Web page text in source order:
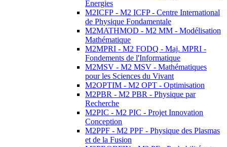
Energies
M2ICFP - M2 ICFP - Centre International
de Physique Fondamentale
M2MATHMOD - M2 MM - Modélisation
Mathématique
M2MPRI - M2 FODQ - Maj. MPRI -
Fondements de l'Informatique
M2MSV - M2 MSV - Mathématiques
pour les Sciences du Vivant
M2OPTIM - M2 OPT - Optimisation
M2PBR - M2 PBR - Physique par
Recherche
M2PIC - M2 PIC - Projet Innovation
Conception
M2PPF - M2 PPF - Physique des Plasmas
et de la Fusion